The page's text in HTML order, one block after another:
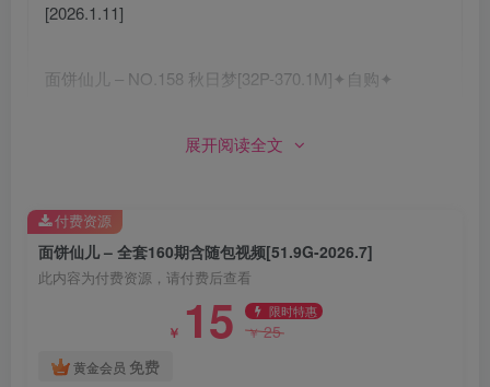
[2026.1.11]
面饼仙儿 – NO.158 秋日梦[32P-370.1M]✦自购✦
[11.26]
面饼仙儿 – NO.156 情趣三部曲[61P-655.2M]
[11.20]
展开阅读全文
面饼仙儿 – 全套160期含随包视频[51.9G-2026.7]
此内容为付费资源，请付费后查看
￥ 15 限时特惠
￥25
黄金会员 免费
付费资源